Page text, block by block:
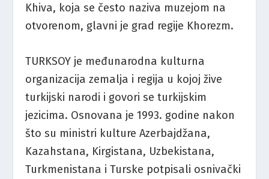
Khiva, koja se često naziva muzejom na
otvorenom, glavni je grad regije Khorezm.
TURKSOY je međunarodna kulturna
organizacija zemalja i regija u kojoj žive
turkijski narodi i govori se turkijskim
jezicima. Osnovana je 1993. godine nakon
što su ministri kulture Azerbajdžana,
Kazahstana, Kirgistana, Uzbekistana,
Turkmenistana i Turske potpisali osnivački